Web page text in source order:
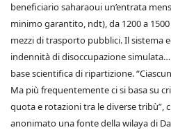
beneficiario saharaoui un’entrata
minimo garantito, ndt), da 1200 a
mezzi di trasporto pubblici. Il sistema
indennità di disoccupazione
base scientifica di ripartizione.
Ma più frequentemente ci si basa su
quota e rotazioni tra le diverse tribù”,
anonimato una fonte della wilaya di